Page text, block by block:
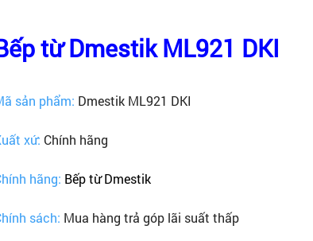
từ Dmestik ML921 DKI
sản phẩm: Dmestik ML921 DKI
xứ: Chính hãng
hãng: Bếp từ Dmestik
sách: Mua hàng trả góp lãi suất thấp